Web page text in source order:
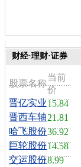
财经·理财·证券
股票名称
当前
价
晋亿实业15.84
晋西车轴21.81
哈飞股份36.92
巨轮股份14.58
交运股份8.99